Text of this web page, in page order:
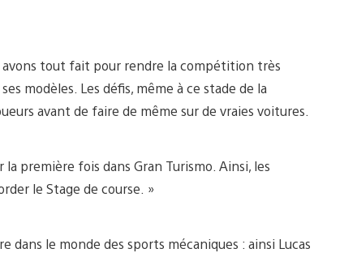
avons tout fait pour rendre la compétition très
modèles. Les défis, même à ce stade de la
avant de faire de même sur de vraies voitures.
première fois dans Gran Turismo. Ainsi, les
le Stage de course. »
dans le monde des sports mécaniques : ainsi Lucas